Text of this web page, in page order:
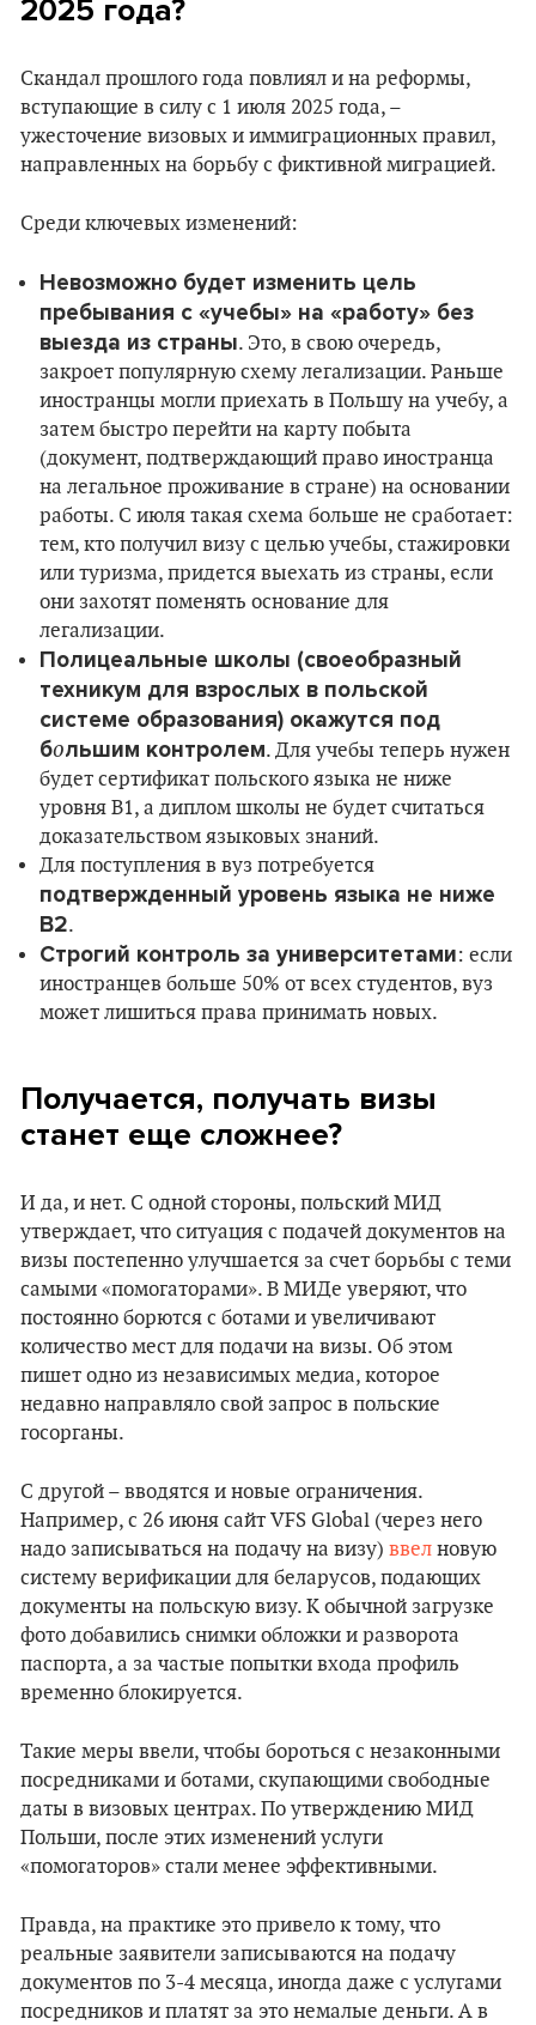
2025 года?
Скандал прошлого года повлиял и на реформы,
вступающие в силу с 1 июля 2025 года, –
ужесточение визовых и иммиграционных правил,
направленных на борьбу с фиктивной миграцией.
Среди ключевых изменений:
Невозможно будет изменить цель
пребывания с «учебы» на «работу» без
выезда из страны. Это, в свою очередь,
закроет популярную схему легализации. Раньше
иностранцы могли приехать в Польшу на учебу, а
затем быстро перейти на карту побыта
(документ, подтверждающий право иностранца
на легальное проживание в стране) на основании
работы. С июля такая схема больше не сработает:
тем, кто получил визу с целью учебы, стажировки
или туризма, придется выехать из страны, если
они захотят поменять основание для
легализации.
Полицеальные школы (своеобразный
техникум для взрослых в польской
системе образования) окажутся под
большим контролем. Для учебы теперь нужен
будет сертификат польского языка не ниже
уровня B1, а диплом школы не будет считаться
доказательством языковых знаний.
Для поступления в вуз потребуется
подтвержденный уровень языка не ниже
B2.
Строгий контроль за университетами: если
иностранцев больше 50% от всех студентов, вуз
может лишиться права принимать новых.
Получается, получать визы
станет еще сложнее?
И да, и нет. С одной стороны, польский МИД
утверждает, что ситуация с подачей документов на
визы постепенно улучшается за счет борьбы с теми
самыми «помогаторами». В МИДе уверяют, что
постоянно борются с ботами и увеличивают
количество мест для подачи на визы. Об этом
пишет одно из независимых медиа, которое
недавно направляло свой запрос в польские
госорганы.
С другой – вводятся и новые ограничения.
Например, с 26 июня сайт VFS Global (через него
надо записываться на подачу на визу) ввел новую
систему верификации для беларусов, подающих
документы на польскую визу. К обычной загрузке
фото добавились снимки обложки и разворота
паспорта, а за частые попытки входа профиль
временно блокируется.
Такие меры ввели, чтобы бороться с незаконными
посредниками и ботами, скупающими свободные
даты в визовых центрах. По утверждению МИД
Польши, после этих изменений услуги
«помогаторов» стали менее эффективными.
Правда, на практике это привело к тому, что
реальные заявители записываются на подачу
документов по 3-4 месяца, иногда даже с услугами
посредников и платят за это немалые деньги. А в